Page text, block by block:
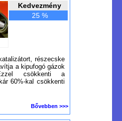
Kedvezmény
25 %
részecske
a kipufogó gázok
csökkenti a
60%-kal csökkenti
Bővebben >>>